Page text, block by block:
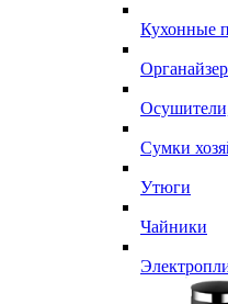
Кухонные
Сумки
Утюги
Чайники